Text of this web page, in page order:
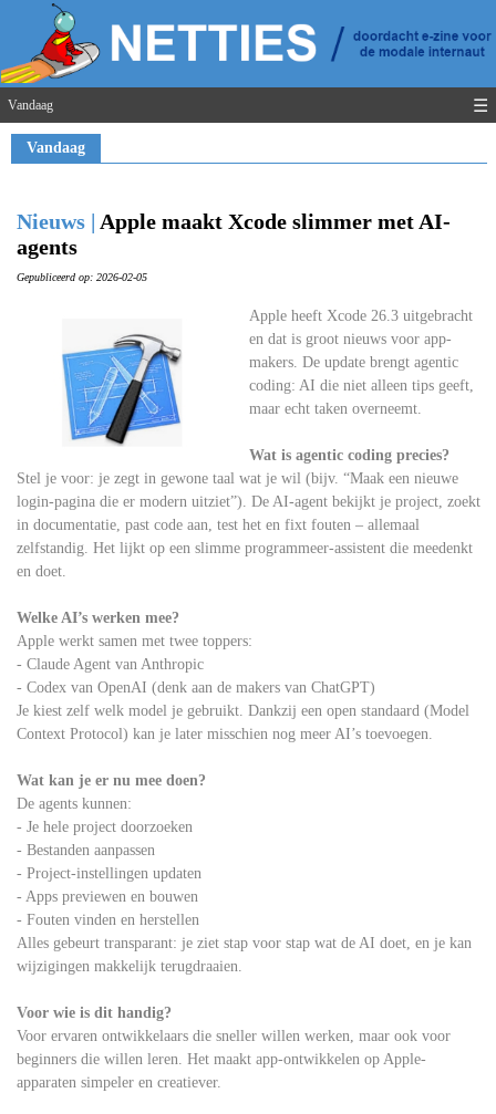
Vandaag ☰
Vandaag
Nieuws | Apple maakt Xcode slimmer met AI-
agents
Gepubliceerd op: 2026-02-05
Apple heeft Xcode 26.3 uitgebracht
en dat is groot nieuws voor app-
makers. De update brengt agentic
coding: AI die niet alleen tips geeft,
maar echt taken overneemt.
Wat is agentic coding precies?
Stel je voor: je zegt in gewone taal wat je wil (bijv. “Maak een nieuwe
login-pagina die er modern uitziet”). De AI-agent bekijkt je project, zoekt
in documentatie, past code aan, test het en fixt fouten – allemaal
zelfstandig. Het lijkt op een slimme programmeer-assistent die meedenkt
en doet.
Welke AI’s werken mee?
Apple werkt samen met twee toppers:
- Claude Agent van Anthropic
- Codex van OpenAI (denk aan de makers van ChatGPT)
Je kiest zelf welk model je gebruikt. Dankzij een open standaard (Model
Context Protocol) kan je later misschien nog meer AI’s toevoegen.
Wat kan je er nu mee doen?
De agents kunnen:
- Je hele project doorzoeken
- Bestanden aanpassen
- Project-instellingen updaten
- Apps previewen en bouwen
- Fouten vinden en herstellen
Alles gebeurt transparant: je ziet stap voor stap wat de AI doet, en je kan
wijzigingen makkelijk terugdraaien.
Voor wie is dit handig?
Voor ervaren ontwikkelaars die sneller willen werken, maar ook voor
beginners die willen leren. Het maakt app-ontwikkelen op Apple-
apparaten simpeler en creatiever.